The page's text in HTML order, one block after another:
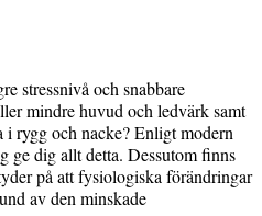
stressnivå och snabbare
mindre huvud och ledvärk samt
i rygg och nacke? Enligt modern
ge dig allt detta. Dessutom finns
på att fysiologiska förändringar
av den minskade